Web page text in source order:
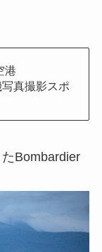
港
真撮影スポ
Bombardier